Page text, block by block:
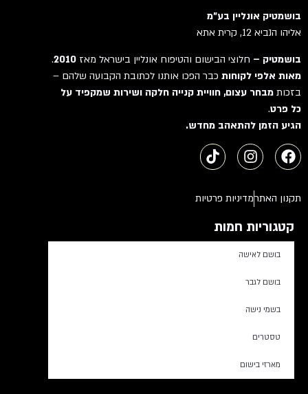
בושמטיק אונליין בע"מ
אליהו הנביא 12, קרית אתא
בושמטיק –חלוצי הבישום והטיפוח אונליין בישראל מאז2010
.
מאות אלפי לקוחותכבר הפכו אותנו לכתובת הקבועה שלהם –
בזכותמבחר עצום, חוויית קנייה חלקה ושירות שמקפיד על
כל פרט.
הגיע הזמן להתאהב מחדש.
תקנון האתרמדיניות פרטיות
קטגוריות חמות
בושם לאישה
בושם לגבר
בשמי נישה
טסטרים
מארזי בישום